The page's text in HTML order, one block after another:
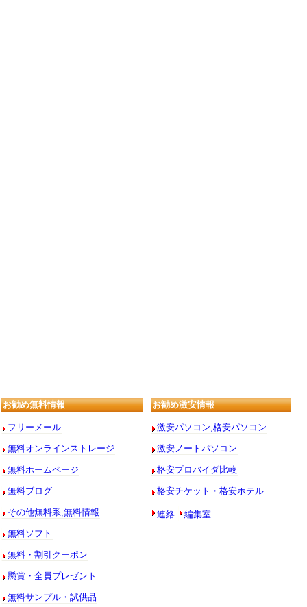
お勧め無料情報
フリーメール
無料オンラインストレージ
無料ホームページ
無料ブログ
その他無料系,無料情報
無料ソフト
無料・割引クーポン
懸賞・全員プレゼント
無料サンプル・試供品
お勧め激安情報
激安パソコン,格安パソコン
激安ノートパソコン
格安プロバイダ比較
格安チケット・格安ホテル
連絡 編集室